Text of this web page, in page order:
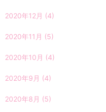
2020年12月 (4)
2020年11月 (5)
2020年10月 (4)
2020年9月 (4)
2020年8月 (5)